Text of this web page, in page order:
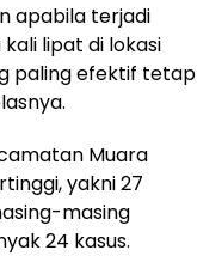
apabila terjadi
lipat di lokasi
paling efektif tetap
Muara
yakni 27
masing
24 kasus.